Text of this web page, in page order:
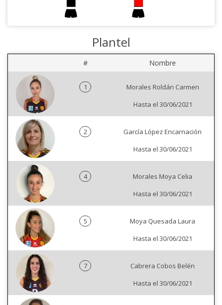
Plantel
# Nombre
1
Morales Roldán Carmen
Hasta el 30/06/2021
2
García López Encarnación
Hasta el 30/06/2021
4
Morales Moya Celia
Hasta el 30/06/2021
5
Moya Quesada Laura
Hasta el 30/06/2021
7
Cabrera Cobos Belén
Hasta el 30/06/2021